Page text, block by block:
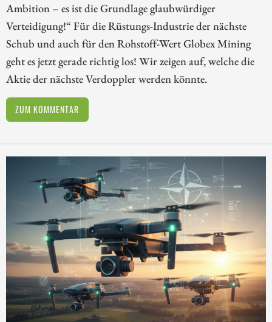
Ambition – es ist die Grundlage glaubwürdiger
Verteidigung!“ Für die Rüstungs-Industrie der nächste
Schub und auch für den Rohstoff-Wert Globex Mining
geht es jetzt gerade richtig los! Wir zeigen auf, welche die
Aktie der nächste Verdoppler werden könnte.
ZUM KOMMENTAR